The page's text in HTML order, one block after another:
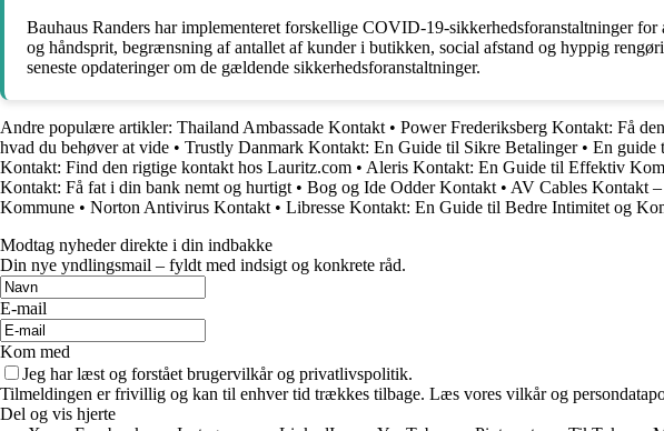
Bauhaus Randers har implementeret forskellige COVID-19-sikkerhedsforanstaltninger
og håndsprit, begrænsning af antallet af kunder i butikken, social afstand og hyppig
seneste opdateringer om de gældende sikkerhedsforanstaltninger.
Andre populære artikler: Thailand Ambassade Kontakt • Power Frederiksberg Kontakt: Få
hvad du behøver at vide • Trustly Danmark Kontakt: En Guide til Sikre Betalinger• En guide
Kontakt: Find den rigtige kontakt hos Lauritz.com • Aleris Kontakt: En Guide til Effektiv
Kontakt: Få fat i din bank nemt og hurtigt • Bog og Ide Odder Kontakt • AV Cables Kontakt
Kommune • Norton Antivirus Kontakt • Libresse Kontakt: En Guide til Bedre Intimitet og
Modtag nyheder direkte i din indbakke
Din nye yndlingsmail – fyldt med indsigt og konkrete råd.
E-mail
Kom med
Jeg har læst og forstået brugervilkår og privatlivspolitik.
Tilmeldingen er frivillig og kan til enhver tid trækkes tilbage. Læs vores vilkår og
Del og vis hjerte